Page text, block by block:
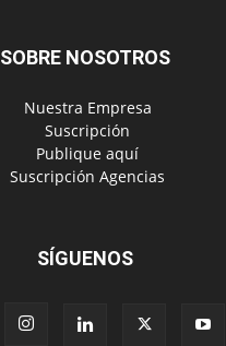
SOBRE NOSOTROS
‎ Nuestra Empresa
‎ Suscripción
‎ Publique aquí
‎ Suscripción Agencias
SÍGUENOS